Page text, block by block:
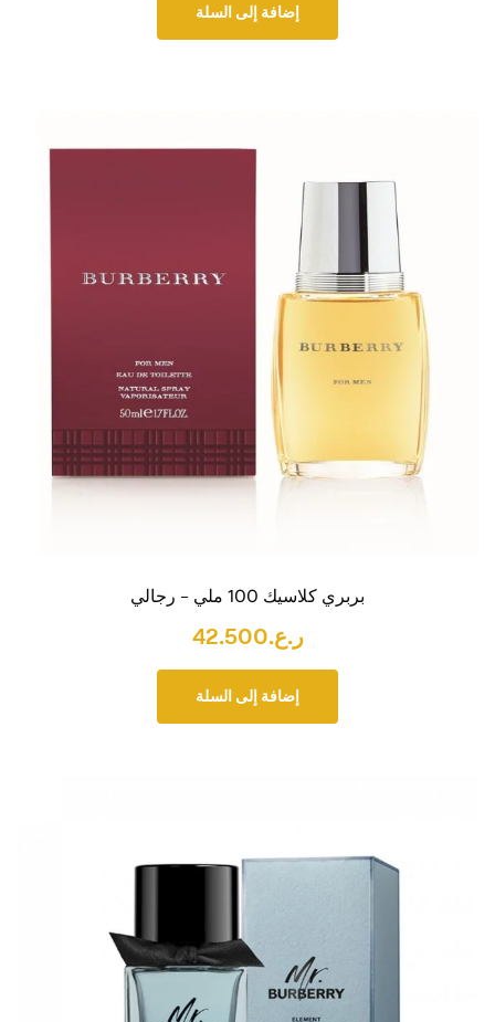
إضافة إلى السلة
بربري كلاسيك 100 ملي – رجالي
ر.ع.42.500
إضافة إلى السلة